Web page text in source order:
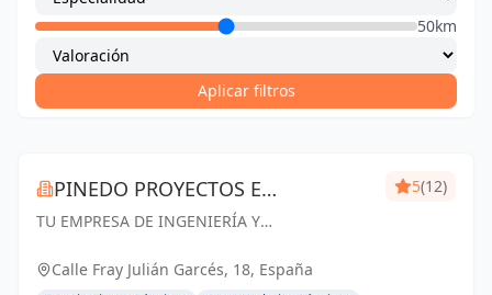
50km
Aplicar filtros
PINEDO PROYECTOS E
INGENIERÍA
TU EMPRESA DE INGENIERÍA Y
en Proyectos de Ingeniería y Arquitectura,
Licencias de apertura y Gestión de Obras
5(12)
Calle Fray Julián Garcés, 18, España